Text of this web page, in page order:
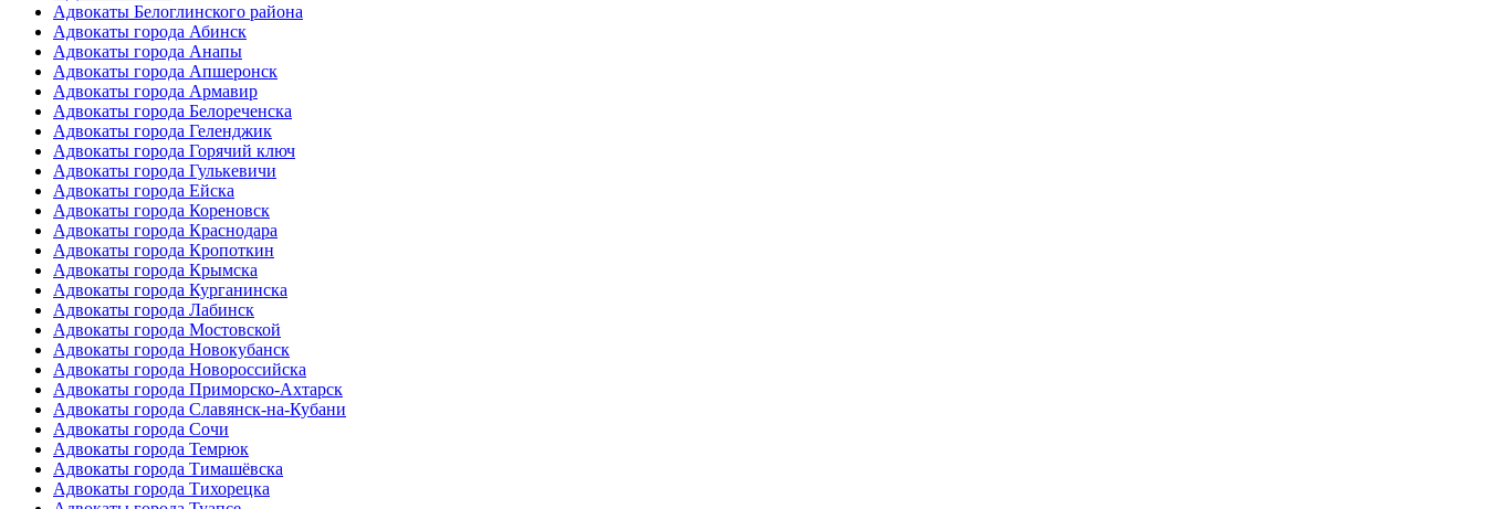
Адвокаты Белоглинского района
Адвокаты города Абинск
Адвокаты города Анапы
Адвокаты города Апшеронск
Адвокаты города Армавир
Адвокаты города Белореченска
Адвокаты города Геленджик
Адвокаты города Горячий ключ
Адвокаты города Гулькевичи
Адвокаты города Ейска
Адвокаты города Кореновск
Адвокаты города Краснодара
Адвокаты города Кропоткин
Адвокаты города Крымска
Адвокаты города Курганинска
Адвокаты города Лабинск
Адвокаты города Мостовской
Адвокаты города Новокубанск
Адвокаты города Новороссийска
Адвокаты города Приморско-Ахтарск
Адвокаты города Славянск-на-Кубани
Адвокаты города Сочи
Адвокаты города Темрюк
Адвокаты города Тимашёвска
Адвокаты города Тихорецка